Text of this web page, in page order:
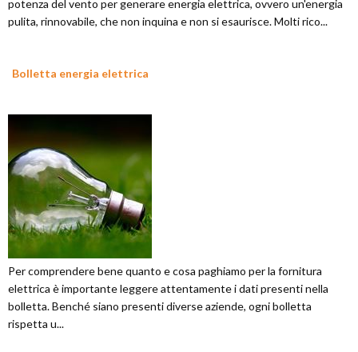
potenza del vento per generare energia elettrica, ovvero un'energia
pulita, rinnovabile, che non inquina e non si esaurisce. Molti rico...
Bolletta energia elettrica
Per comprendere bene quanto e cosa paghiamo per la fornitura
elettrica è importante leggere attentamente i dati presenti nella
bolletta. Benché siano presenti diverse aziende, ogni bolletta
rispetta u...